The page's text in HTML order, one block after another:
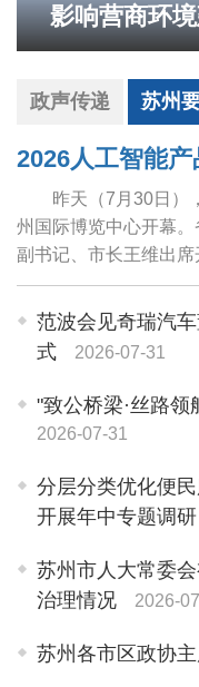
政声传递 苏州
昨天（7月30日）
州国际博览中心开幕
副书记、市长王维出
电子学会理事长徐晓
联盟理事长高文视频
范波会见奇瑞汽
式
2026-07-31
"致公桥梁·丝路领
2026-07-31
分层分类优化便
开展年中专题调研
苏州市人大常委
治理情况
2026-
苏州各市区政协